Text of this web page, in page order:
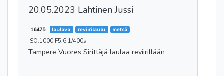
20.05.2023 Lahtinen Jussi
16475 laulava, reviirilaulu, metsä
ISO:1000 F5.6 1/400s
Tampere Vuores Sirittäjä laulaa reviirillään